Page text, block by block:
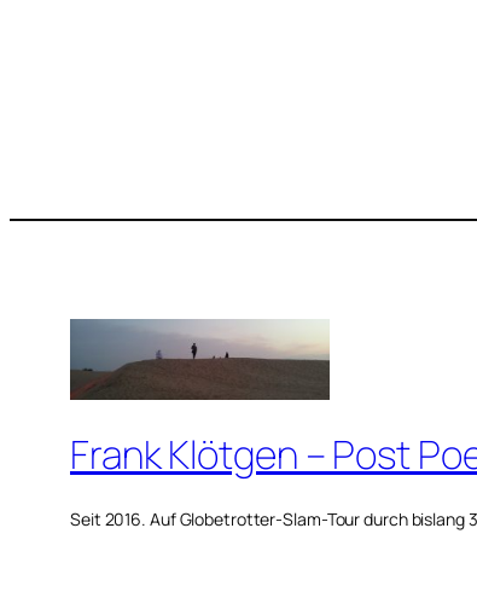
Frank Klötgen – Post
Seit 2016. Auf Globetrotter-Slam-Tour durch bislang